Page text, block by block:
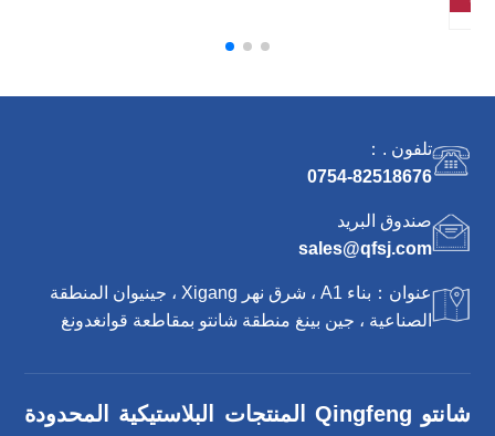
تلفون .：
0754-82518676
صندوق البريد
sales@qfsj.com
عنوان：بناء A1 ، شرق نهر Xigang ، جينيوان المنطقة
الصناعية ، جين بينغ منطقة شانتو بمقاطعة قوانغدونغ
شانتو Qingfeng المنتجات البلاستيكية المحدودة